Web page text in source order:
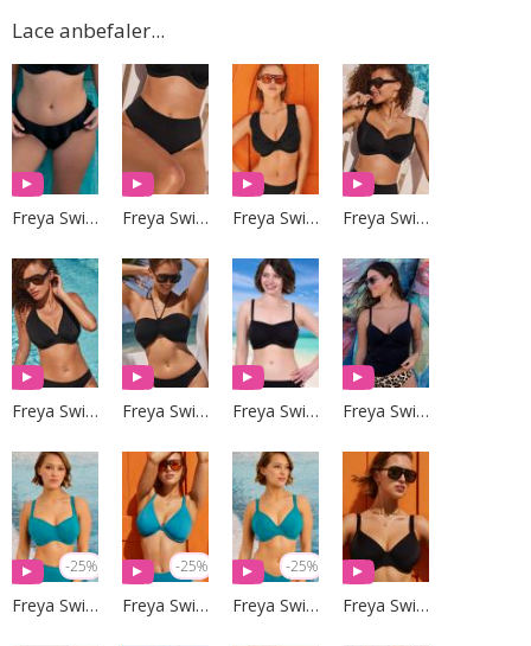
Lace anbefaler...
Freya Swim Freya Swim Freya Swim Freya Swim
Freya Swim Freya Swim Freya Swim Freya Swim
-25%
Freya Swim
-25%
Freya Swim
-25%
Freya Swim Freya Swim